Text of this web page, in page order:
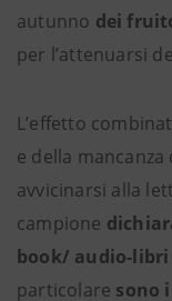
autunno dei
per l’attenuarsi
L’effetto
e della
avvicinarsi alla
campione
book/ audio-
particolare sono